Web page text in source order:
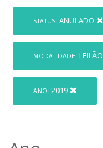
STATUS: ANULADO
MODALIDADE: LEILÃO
ANO: 2019